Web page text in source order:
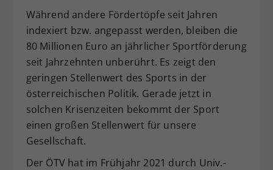
Während andere Fördertöpfe seit Jahren
indexiert bzw. angepasst werden, bleiben die
80 Millionen Euro an jährlicher Sportförderung
seit Jahrzehnten unberührt. Es zeigt den
geringen Stellenwert des Sports in der
österreichischen Politik. Gerade jetzt in
solchen Krisenzeiten bekommt der Sport
einen großen Stellenwert für unsere
Gesellschaft.
Der ÖTV hat im Frühjahr 2021 durch Univ.-